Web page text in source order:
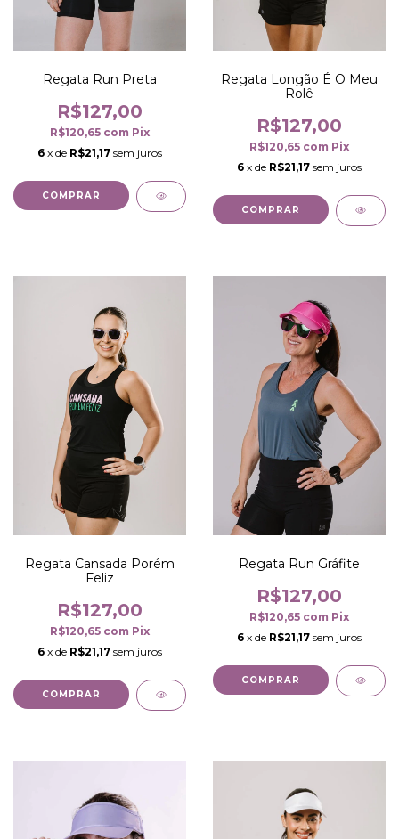
Regata Run Preta
R$127,00
R$120,65 com Pix
6 x de R$21,17 sem juros
COMPRAR
Regata Longão É O Meu
Rolê
R$127,00
R$120,65 com Pix
6 x de R$21,17 sem juros
COMPRAR
Regata Cansada Porém
Feliz
R$127,00
R$120,65 com Pix
6 x de R$21,17 sem juros
COMPRAR
Regata Run Gráfite
R$127,00
R$120,65 com Pix
6 x de R$21,17 sem juros
COMPRAR